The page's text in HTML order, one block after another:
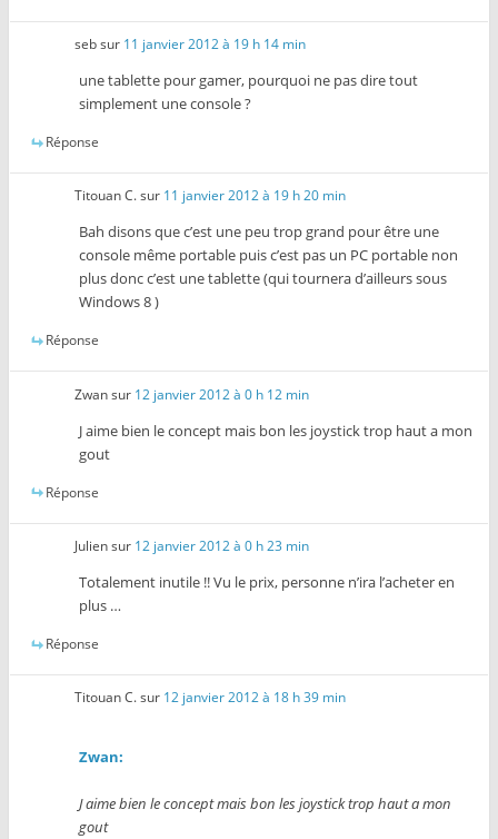
sebsur 11 janvier 2012 à 19 h 14 min
une tablette pour gamer, pourquoi ne pas dire tout
simplement une console ?
Réponse
Titouan C.sur 11 janvier 2012 à 19 h 20 min
Bah disons que c’est une peu trop grand pour être une
console même portable puis c’est pas un PC portable non
plus donc c’est une tablette (qui tournera d’ailleurs sous
Windows 8 )
Réponse
Zwansur 12 janvier 2012 à 0 h 12 min
J aime bien le concept mais bon les joystick trop haut a mon
gout
Réponse
Juliensur 12 janvier 2012 à 0 h 23 min
Totalement inutile !! Vu le prix, personne n’ira l’acheter en
plus …
Réponse
Titouan C.sur 12 janvier 2012 à 18 h 39 min
Zwan:
J aime bien le concept mais bon les joystick trop haut a mon
gout